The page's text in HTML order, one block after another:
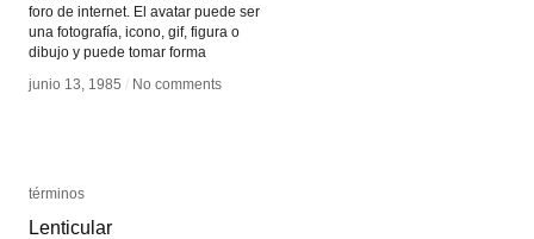
foro de internet. El avatar puede ser
una fotografía, icono, gif, figura o
dibujo y puede tomar forma
junio 13, 1985 / No comments
junio 13, 1985 / No comments
términos
Lenticular
términos
Lenticular